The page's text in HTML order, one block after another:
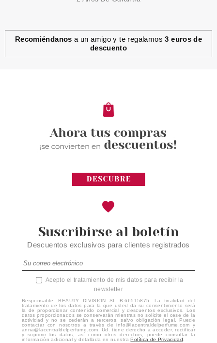
BONDI SANDS
3.50€
Recomiéndanos a un amigo y te regalamos3 euros de
descuento
Suscribirse al boletín
Descuentos exclusivos para clientes registrados
Acepto el tratamiento de mis datos para recibir la
newsletter
Responsable: BEAUTY DIVISION SL B-66515875. La finalidad del
tratamiento de los datos para la que usted da su consentimiento será
la de proporcionar contenido comercial y descuentos exclusivos. Los
datos proporcionados se conservarán mientras no solicite el cese de la
actividad y no se cederán a terceros, salvo obligación legal. Puede
contactar con nosotros a través de info@lacentraldelperfume.com y
anna@lacentraldelperfume.com. Ud. tiene derecho a acceder, rectificar
y suprimir los datos, así como otros derechos, puede consultar la
información adicional y detallada en nuestraPolítica de Privacidad